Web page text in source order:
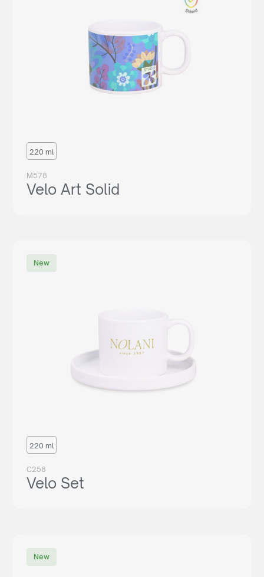
220 ml
M578
Velo Art Solid
New
220 ml
C258
Velo Set
New